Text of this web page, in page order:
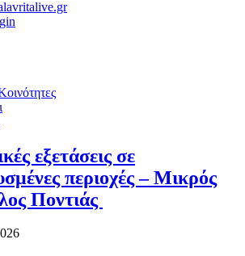
εξετάσεις σε
περιοχές – Μικρός
Ποντιάς